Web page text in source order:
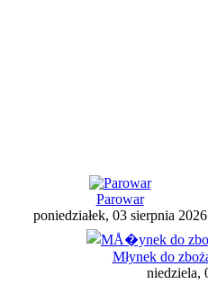
Parowar
poniedziałek, 03 sierpnia 2026
Młynek do
niedziela,